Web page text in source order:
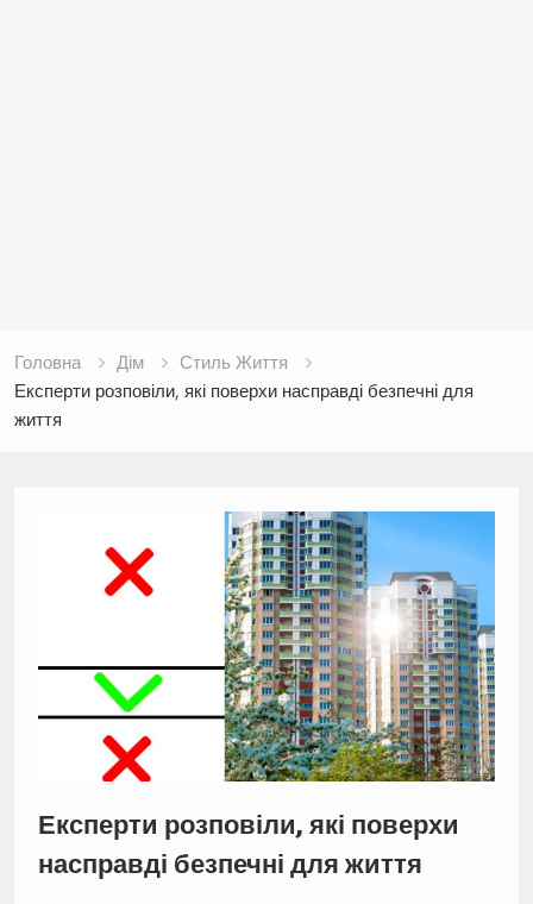
Головна Дім
Стиль Життя
Експерти розповіли, які поверхи насправді безпечні для
життя
Експерти розповіли, які поверхи
насправді безпечні для життя